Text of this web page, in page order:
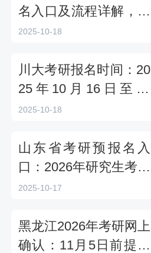
名入口及流程详解，助
力2026考生顺利报名
2025-10-18
川大考研报名时间：20
25年10月16日至27
日，抓住机会！
2025-10-18
山东省考研预报名入
口：2026年研究生考试
报考流程详解
2025-10-17
黑龙江2026年考研网上
确认：11月5日前提交